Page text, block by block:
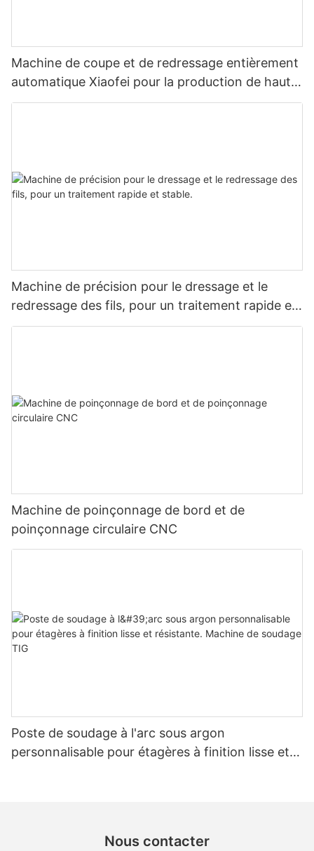
Machine de coupe et de redressage entièrement
automatique Xiaofei pour la production de haute
précision
Machine de précision pour le dressage et le
redressage des fils, pour un traitement rapide et
stable.
Machine de poinçonnage de bord et de
poinçonnage circulaire CNC
Poste de soudage à l'arc sous argon
personnalisable pour étagères à finition lisse et
Nous contacter